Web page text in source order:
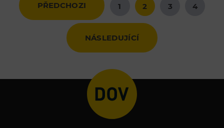
PŘEDCHOZI 1 2 3 4
NÁSLEDUJÍCÍ